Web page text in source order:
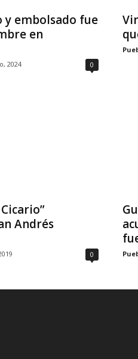
y embolsado fue
en
2024 0
Andrés
0